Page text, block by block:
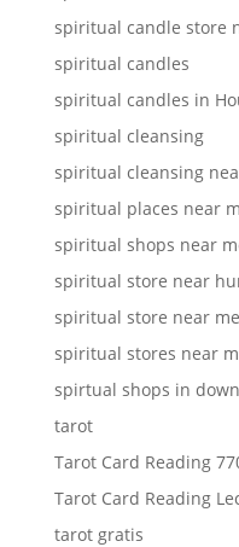
spiritual candle store
spiritual candles
spiritual candles in
spiritual cleansing
spiritual cleansing
spiritual places near
spiritual shops near
spiritual store near
spiritual store near me
spiritual stores near
spirtual shops in
tarot
Tarot Card Reading
Tarot Card Reading
tarot gratis